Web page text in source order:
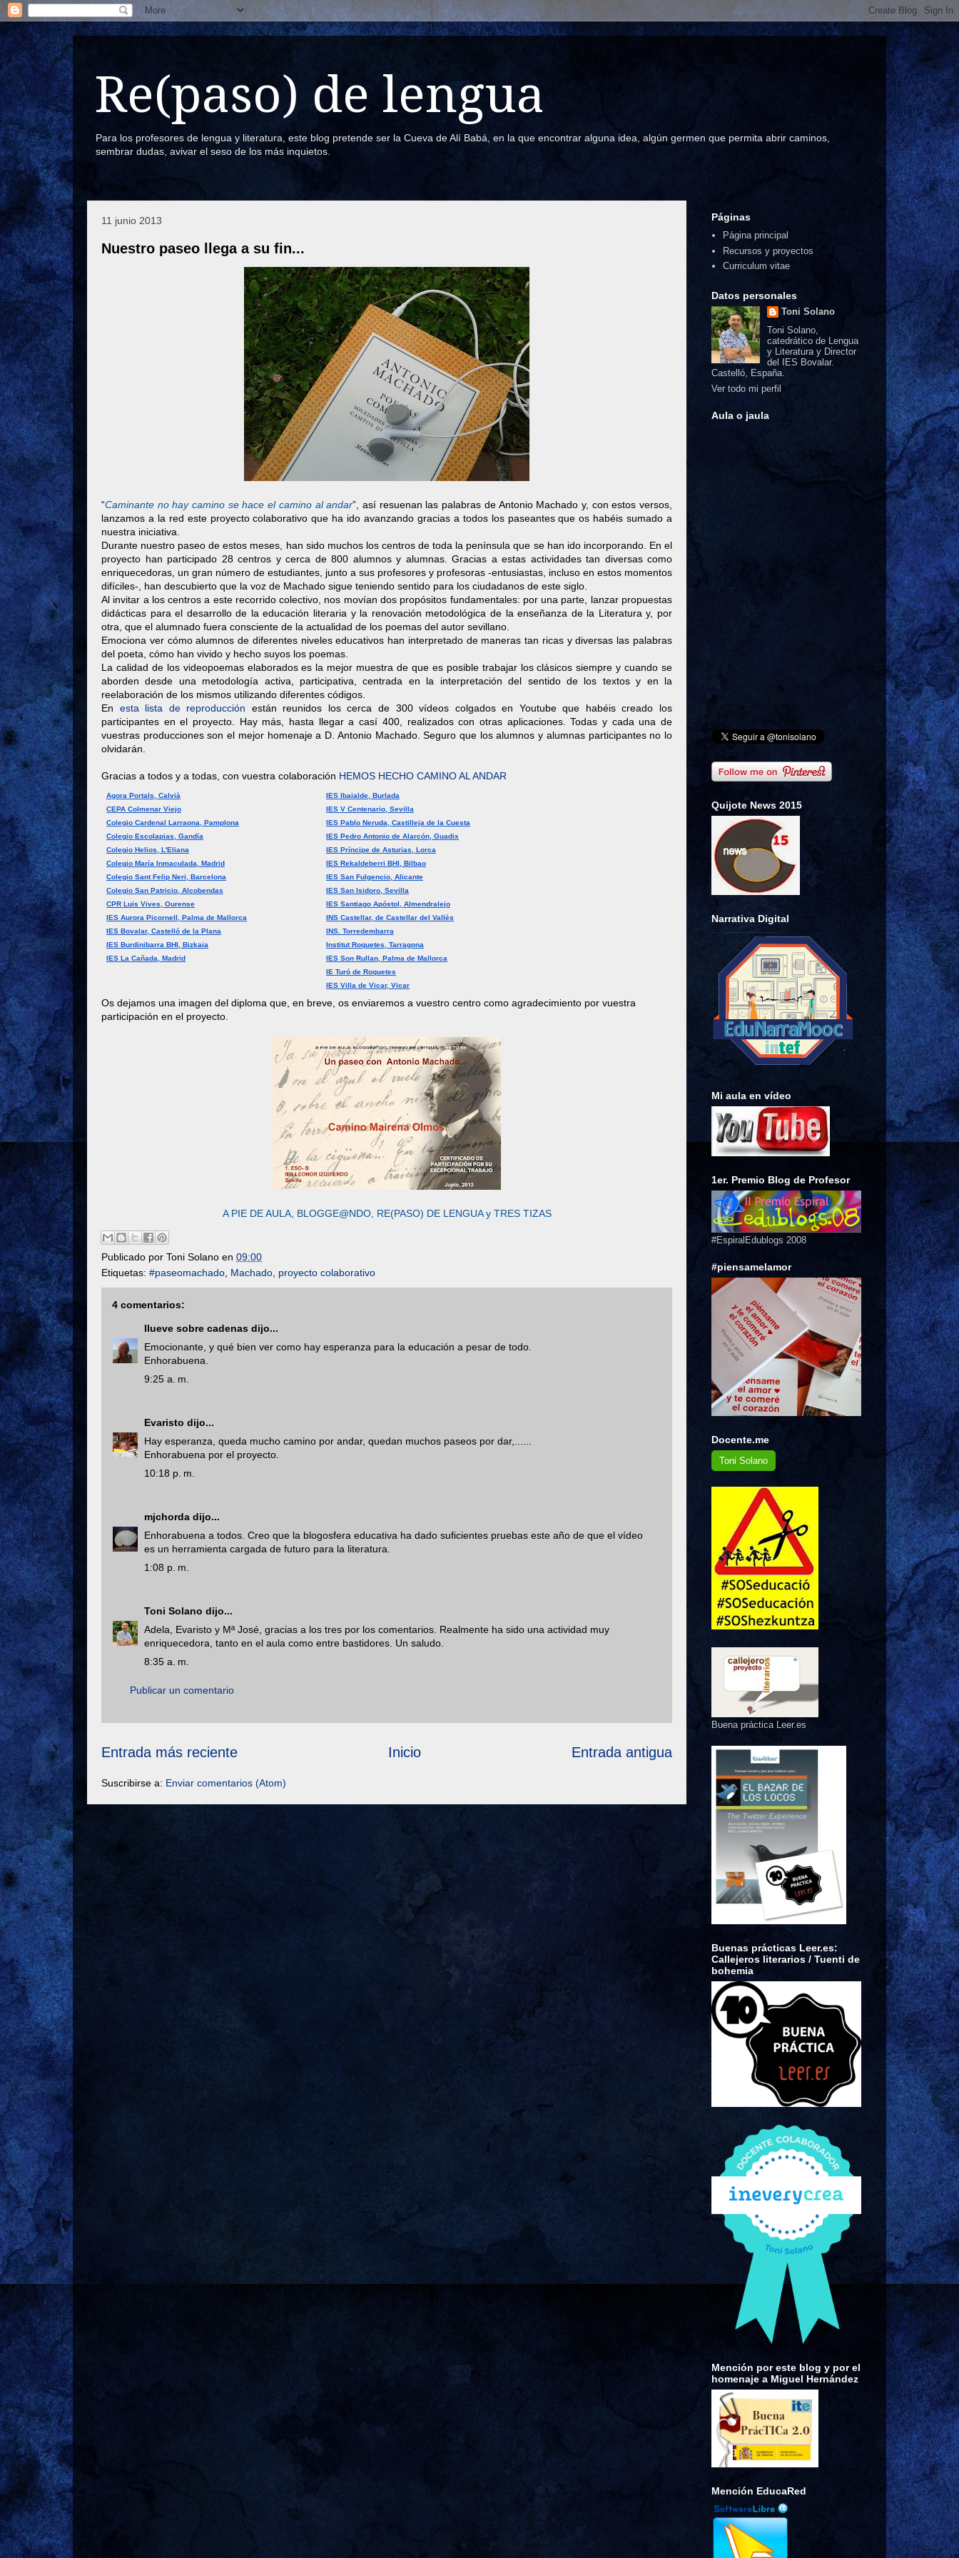
Re(paso) de lengua
Para los profesores de lengua y literatura, este blog pretende ser la Cueva de Alí Babá, en la que encontrar alguna idea, algún germen que permita abrir caminos,
sembrar dudas, avivar el seso de los más inquietos.
11 junio 2013
Nuestro paseo llega a su fin...
“Caminante no hay camino se hace el camino al andar”, así resuenan las palabras de Antonio Machado y, con estos versos,
lanzamos a la red este proyecto colaborativo que ha ido avanzando gracias a todos los paseantes que os habéis sumado a
nuestra iniciativa.
Durante nuestro paseo de estos meses, han sido muchos los centros de toda la península que se han ido incorporando. En el
proyecto han participado 28 centros y cerca de 800 alumnos y alumnas. Gracias a estas actividades tan diversas como
enriquecedoras, un gran número de estudiantes, junto a sus profesores y profesoras -entusiastas, incluso en estos momentos
difíciles-, han descubierto que la voz de Machado sigue teniendo sentido para los ciudadanos de este siglo.
Al invitar a los centros a este recorrido colectivo, nos movían dos propósitos fundamentales: por una parte, lanzar propuestas
didácticas para el desarrollo de la educación literaria y la renovación metodológica de la enseñanza de la Literatura y, por
otra, que el alumnado fuera consciente de la actualidad de los poemas del autor sevillano.
Emociona ver cómo alumnos de diferentes niveles educativos han interpretado de maneras tan ricas y diversas las palabras
del poeta, cómo han vivido y hecho suyos los poemas.
La calidad de los videopoemas elaborados es la mejor muestra de que es posible trabajar los clásicos siempre y cuando se
aborden desde una metodología activa, participativa, centrada en la interpretación del sentido de los textos y en la
reelaboración de los mismos utilizando diferentes códigos.
En esta lista de reproducción están reunidos los cerca de 300 vídeos colgados en Youtube que habéis creado los
participantes en el proyecto. Hay más, hasta llegar a casí 400, realizados con otras aplicaciones. Todas y cada una de
vuestras producciones son el mejor homenaje a D. Antonio Machado. Seguro que los alumnos y alumnas participantes no lo
olvidarán.
Gracias a todos y a todas, con vuestra colaboración HEMOS HECHO CAMINO AL ANDAR
Agora Portals, Calvià
CEPA Colmenar Viejo
Colegio Cardenal Larraona, Pamplona
Colegio Escolapias, Gandía
Colegio Helios, L'Eliana
Colegio María Inmaculada, Madrid
Colegio Sant Felip Neri, Barcelona
Colegio San Patricio, Alcobendas
CPR Luis Vives, Ourense
IES Aurora Picornell, Palma de Mallorca
IES Bovalar, Castelló de la Plana
IES Burdinibarra BHI, Bizkaia
IES La Cañada, Madrid
IES Ibaialde, Burlada
IES V Centenario, Sevilla
IES Pablo Neruda, Castilleja de la Cuesta
IES Pedro Antonio de Alarcón, Guadix
IES Príncipe de Asturias, Lorca
IES Rekaldeberri BHI, Bilbao
IES San Fulgencio, Alicante
IES San Isidoro, Sevilla
IES Santiago Apóstol, Almendralejo
INS Castellar, de Castellar del Vallès
INS. Torredembarra
Institut Roquetes, Tarragona
IES Son Rullan, Palma de Mallorca
IE Turó de Roquetes
IES Villa de Vicar, Vicar
Os dejamos una imagen del diploma que, en breve, os enviaremos a vuestro centro como agradecimiento por vuestra
participación en el proyecto.
A PIE DE AULA, BLOGGE@NDO, RE(PASO) DE LENGUA y TRES TIZAS
Publicado por Toni Solano en 09:00
Etiquetas: #paseomachado Machado proyecto colaborativo
4 comentarios:
llueve sobre cadenas dijo...
Emocionante, y qué bien ver como hay esperanza para la educación a pesar de todo.
Enhorabuena.
9:25 a. m.
Evaristo dijo...
Hay esperanza, queda mucho camino por andar, quedan muchos paseos por dar,......
Enhorabuena por el proyecto.
10:18 p. m.
mjchorda dijo...
Enhorabuena a todos. Creo que la blogosfera educativa ha dado suficientes pruebas este año de que el vídeo
es un herramienta cargada de futuro para la literatura.
1:08 p. m.
Toni Solano dijo...
Adela, Evaristo y Mª José, gracias a los tres por los comentarios. Realmente ha sido una actividad muy
enriquecedora, tanto en el aula como entre bastidores. Un saludo.
8:35 a. m.
Publicar un comentario
Entrada más reciente Entrada antigua
Inicio
Suscribirse a: Enviar comentarios (Atom)
Páginas
Página principal
Recursos y proyectos
Curriculum vitae
Datos personales
Toni Solano
Toni Solano,
catedrático de Lengua
y Literatura y Director
del IES Bovalar.
Castelló, España.
Ver todo mi perfil
Aula o jaula
Quijote News 2015
Narrativa Digital
Mi aula en vídeo
1er. Premio Blog de Profesor
#EspiralEdublogs 2008
#piensamelamor
Docente.me
Toni Solano
Buena práctica Leer.es
Buenas prácticas Leer.es:
Callejeros literarios / Tuenti de
bohemia
Mención por este blog y por el
homenaje a Miguel Hernández
Mención EducaRed